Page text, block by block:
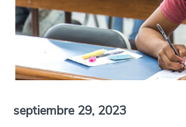
septiembre 29, 2023